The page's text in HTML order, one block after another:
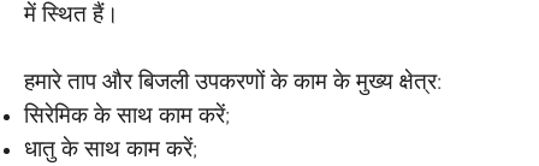
में स्थित हैं।
हमारे ताप और बिजली उपकरणों के काम के मुख्य क्षेत्र:
सिरेमिक के साथ काम करें;
धातु के साथ काम करें;